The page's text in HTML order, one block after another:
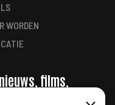
WORDEN
films,